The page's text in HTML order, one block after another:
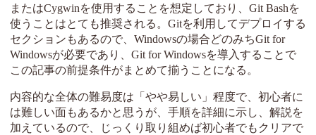
またはCygwinを使用することを想定しており、Git Bashを
使うことはとても推奨される。Gitを利用してデプロイする
セクションもあるので、Windowsの場合どのみちGit for
Windowsが必要であり、Git for Windowsを導入することで
この記事の前提条件がまとめて揃うことになる。
内容的な全体の難易度は「やや易しい」程度で、初心者に
は難しい面もあるかと思うが、手順を詳細に示し、解説を
加えているので、じっくり取り組めば初心者でもクリアで